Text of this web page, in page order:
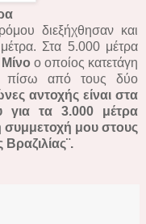
διεξήχθησαν και
Στα 5.000 μέτρα
ο οποίος κατετάγη
πίσω από τους δύο
αντοχής είναι στα
για τα 3.000 μέτρα
συμμετοχή μου στους